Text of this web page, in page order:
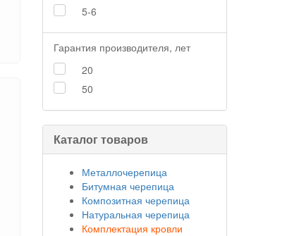
5-6
Гарантия производителя, лет
20
50
Каталог товаров
Металлочерепица
Битумная черепица
Композитная черепица
Натуральная черепица
Комплектация кровли